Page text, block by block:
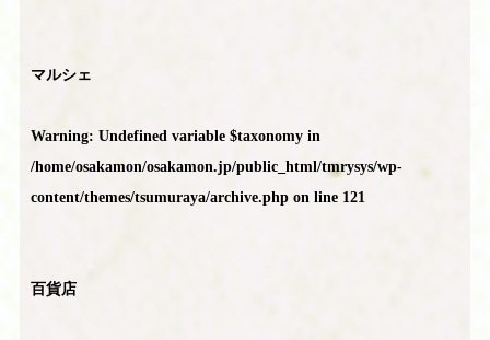
マルシェ
Warning: Undefined variable $taxonomy in
/home/osakamon/osakamon.jp/public_html/tmrysys/wp-
content/themes/tsumuraya/archive.php on line 121
百貨店